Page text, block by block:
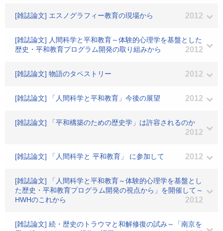
[雑誌論文] エスノグラフィー教育の現場から 2012
[雑誌論文] 人間科学と平和教育～体験的心理学を基盤とした
歴史・平和教育プログラム開発の取り組みから
2012
[雑誌論文] 物語のタペストリー 2012
[雑誌論文] 「人間科学と平和教育」今後の展望 2012
[雑誌論文] 「平和構築のための歴史学」は許容されるのか
2012
[雑誌論文] 「人間科学と 平和教育」 に参加して 2012
[雑誌論文] 「人間科学と平和教育～体験的心理学を基盤とし
た歴史・平和教育プログラム開発の視点から」を開催して～
HWHのこれから
2012
[雑誌論文] 続・歴史のトラウマと和解修復の試み～「南京を